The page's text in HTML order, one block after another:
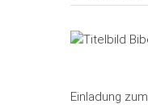
Einladung zum